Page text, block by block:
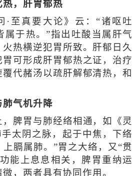
热，肝胃郁热
真要大论》云：“诸呕吐
属于热。”指出吐酸当属肝气
热横逆犯胃所致。肝郁日久
可形成肝胃郁热之证，治疗
代赭汤以疏肝解郁清热，和
肺气机升降
胃与肺经络相通，如《灵
太阴之脉，起于中焦，下络
膈属肺。”胃之大络，又“贯
能上息息相关，脾胃重纳运
，两者具有协同作用。